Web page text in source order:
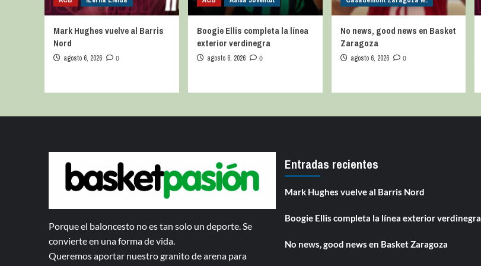
Mark Hughes vuelve al Barris
Nord
agosto 6, 2026 0
Boogie Ellis completa la línea
exterior verdinegra
agosto 6, 2026 0
No news, good news en Basket
Zaragoza
agosto 6, 2026 0
Porque el baloncesto no es tan solo un deporte. Se
convierte en una forma de vida.
Queremos aportar nuestro granito de arena para
Entradas recientes
Mark Hughes vuelve al Barris Nord
Boogie Ellis completa la línea exterior verdinegra
No news, good news en Basket Zaragoza